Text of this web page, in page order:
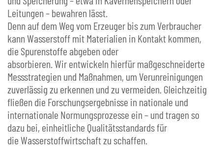
Leitungen – bewahren lässt.
Denn auf dem Weg vom Erzeuger bis zum Verbraucher
kann Wasserstoff mit Materialien in Kontakt kommen,
die Spurenstoffe abgeben oder
absorbieren. Wir entwickeln hierfür maßgeschneiderte
Messstrategien und Maßnahmen, um Verunreinigungen
zuverlässig zu erkennen und zu vermeiden. Gleichzeitig
fließen die Forschungsergebnisse in nationale und
internationale Normungsprozesse ein – und tragen so
dazu bei, einheitliche Qualitätsstandards für
die Wasserstoffwirtschaft zu schaffen.